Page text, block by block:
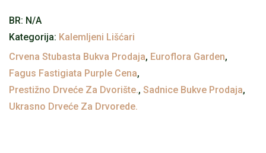
(Fagus
sylvatica
fastigata
‘Purple’)
količina
BR: N/A
Kategorija: Kalemljeni Lišćari
Crvena Stubasta Bukva Prodaja, Euroflora Garden,
Fagus Fastigiata Purple Cena,
Prestižno Drveće Za Dvorište., Sadnice Bukve Prodaja,
Ukrasno Drveće Za Drvorede.